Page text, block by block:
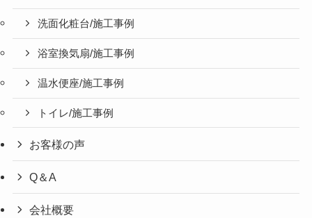
洗面化粧台/施工事例
浴室換気扇/施工事例
温水便座/施工事例
トイレ/施工事例
お客様の声
Q＆A
会社概要